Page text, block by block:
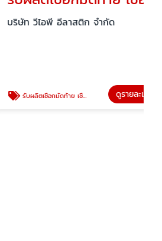
วีไอพี อีลาสติก จำกัด
เชือกมัดท้าย เชือกมัดเปล ดูรายละเอียด